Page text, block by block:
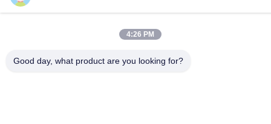
en eau et de traitement
Guangdong Dapeng Amusement
4:26 PM
Good day, what product are you looking for?